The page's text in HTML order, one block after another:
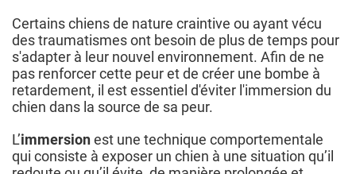
Certains chiens de nature craintive ou ayant vécu
des traumatismes ont besoin de plus de temps pour
s'adapter à leur nouvel environnement. Afin de ne
pas renforcer cette peur et de créer une bombe à
retardement, il est essentiel d'éviter l'immersion du
chien dans la source de sa peur.
L’immersionest une technique comportementale
qui consiste à exposer un chien à une situation qu’il